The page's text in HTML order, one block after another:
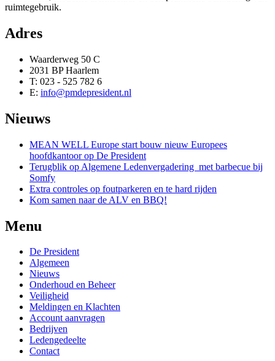
ruimtegebruik.
Adres
Waarderweg 50 C
2031 BP Haarlem
T: 023 - 525 782 6
E: info@pmdepresident.nl
Nieuws
MEAN WELL Europe start bouw nieuw Europees
hoofdkantoor op De President
Terugblik op Algemene Ledenvergadering met barbecue bij
Somfy
Extra controles op foutparkeren en te hard rijden
Kom samen naar de ALV en BBQ!
Menu
De President
Algemeen
Nieuws
Onderhoud en Beheer
Veiligheid
Meldingen en Klachten
Account aanvragen
Bedrijven
Ledengedeelte
Contact